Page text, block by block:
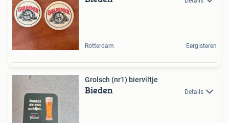
Rotterdam Eergisteren
Grolsch (nr1) bierviltje
Bieden Details